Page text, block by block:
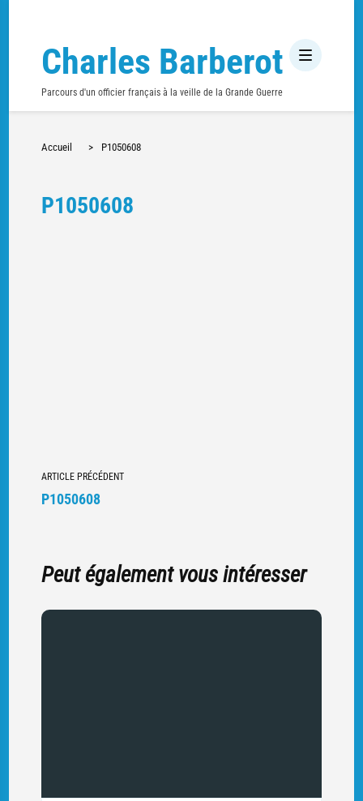
Charles Barberot
Parcours d'un officier français à la veille de la Grande Guerre
Accueil > P1050608
P1050608
Navigation
vers
ARTICLE PRÉCÉDENT
P1050608
Peut également vous intéresser